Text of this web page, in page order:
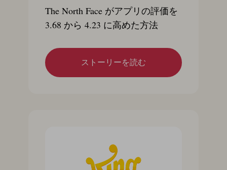
The North Face がアプリの評価を
3.68 から 4.23 に高めた方法
ストーリーを読む